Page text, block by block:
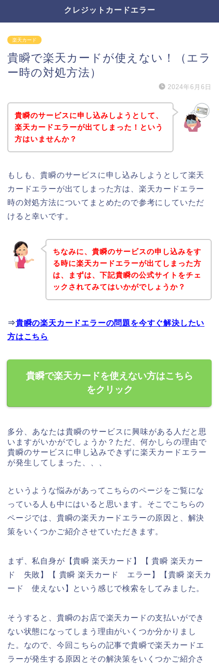
クレジットカードエラー
楽天カード
貴瞬で楽天カードが使えない！（エラ
ー時の対処方法）
2024年6月6日
貴瞬のサービスに申し込みしようとして、
楽天カードエラーが出てしまった！という
方はいませんか？
もしも、貴瞬のサービスに申し込みしようとして楽天
カードエラーが出てしまった方は、楽天カードエラー
時の対処方法についてまとめたので参考にしていただ
けると幸いです。
ちなみに、貴瞬のサービスの申し込みをす
る時に楽天カードエラーが出てしまった方
は、まずは、下記貴瞬の公式サイトをチェ
ックされてみてはいかがでしょうか？
⇒貴瞬の楽天カードエラーの問題を今すぐ解決したい
方はこちら
貴瞬で楽天カードを使えない方はこちら
をクリック
多分、あなたは貴瞬のサービスに興味がある人だと思
いますがいかがでしょうか？ただ、何かしらの理由で
貴瞬のサービスに申し込みできずに楽天カードエラー
が発生してしまった、、、
というような悩みがあってこちらのページをご覧にな
っている人も中にはいると思います。そこでこちらの
ページでは、貴瞬の楽天カードエラーの原因と、解決
策をいくつかご紹介させていただきます。
まず、私自身が【貴瞬 楽天カード】【 貴瞬 楽天カー
ド 失敗】【 貴瞬 楽天カード エラー】【貴瞬 楽天カ
ード 使えない】という感じで検索をしてみました。
そうすると、貴瞬のお店で楽天カードの支払いができ
ない状態になってしまう理由がいくつか分かりまし
た。なので、今回こちらの記事で貴瞬で楽天カードエ
ラーが発生する原因とその解決策をいくつかご紹介さ